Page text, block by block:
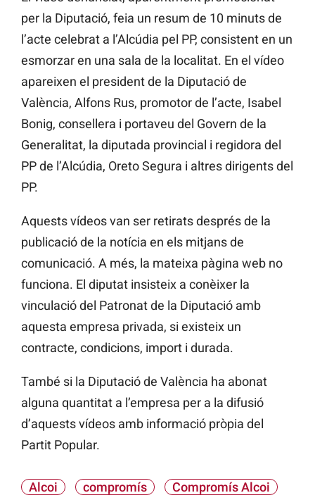
per la Diputació, feia un resum de 10 minuts de
l’acte celebrat a l’Alcúdia pel PP, consistent en un
esmorzar en una sala de la localitat. En el vídeo
apareixen el president de la Diputació de
València, Alfons Rus, promotor de l’acte, Isabel
Bonig, consellera i portaveu del Govern de la
Generalitat, la diputada provincial i regidora del
PP de l’Alcúdia, Oreto Segura i altres dirigents del
PP.
Aquests vídeos van ser retirats després de la
publicació de la notícia en els mitjans de
comunicació. A més, la mateixa pàgina web no
funciona. El diputat insisteix a conèixer la
vinculació del Patronat de la Diputació amb
aquesta empresa privada, si existeix un
contracte, condicions, import i durada.
També si la Diputació de València ha abonat
alguna quantitat a l’empresa per a la difusió
d’aquests vídeos amb informació pròpia del
Partit Popular.
Alcoi compromís
Compromís Alcoi